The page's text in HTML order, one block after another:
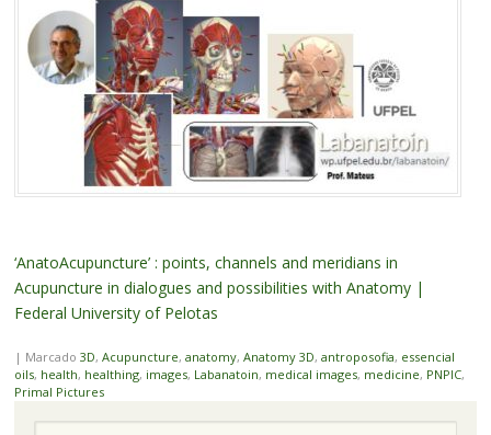
‘AnatoAcupuncture’ : points, channels and meridians in
Acupuncture in dialogues and possibilities with Anatomy |
Federal University of Pelotas
| Marcado 3D, Acupuncture, anatomy, Anatomy 3D, antroposofia, essencial
oils, health, healthing, images, Labanatoin, medical images, medicine, PNPIC,
Primal Pictures